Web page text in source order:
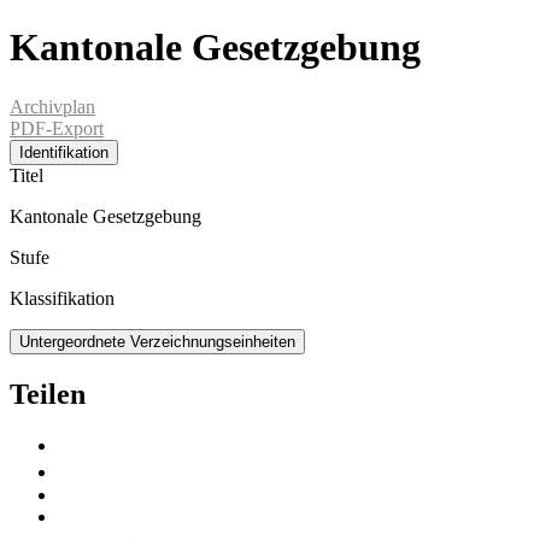
Kantonale Gesetzgebung
Archivplan
PDF-Export
Identifikation
Titel
Kantonale Gesetzgebung
Stufe
Klassifikation
Untergeordnete Verzeichnungseinheiten
Teilen